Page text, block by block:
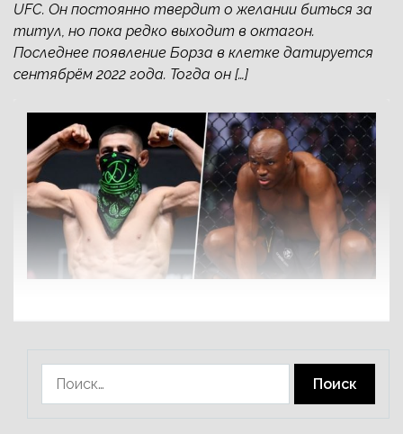
UFC. Он постоянно твердит о желании биться за
титул, но пока редко выходит в октагон.
Последнее появление Борза в клетке датируется
сентябрём 2022 года. Тогда он […]